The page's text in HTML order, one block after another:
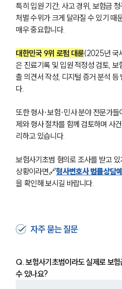
대륜법률
대륜법률상
특히 입원 기간, 사고 경위, 보험금
처벌 수위가 크게 달라질 수 있기 때
매우 중요합니다.
대한민국 9위 로펌 대륜(2025년 국
은 진료기록 및 입원 적정성 검토,
출 의견서 작성, 디지털 증거 분석
다.
또한 형사·보험·민사 분야 전문가
제와 형사 절차를 함께 검토하며 사
리하고 있습니다.
보험사기초범 혐의로 조사를 받고
상황이라면🔗형사변호사 법률상담
을 확인해 보시길 바랍니다.
자주 묻는 질문
Q. 보험사기초범이라도 실제로 보
수 있나요?